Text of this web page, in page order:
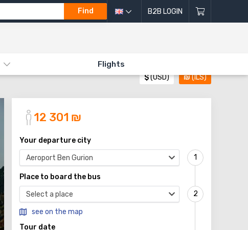
Find B2B LOGIN
Flights
$(USD) ₪(ILS)
12 301 ₪
Your departure city
Aeroport Ben Gurion
Place to board the bus
Select a place
see on the map
Tour date